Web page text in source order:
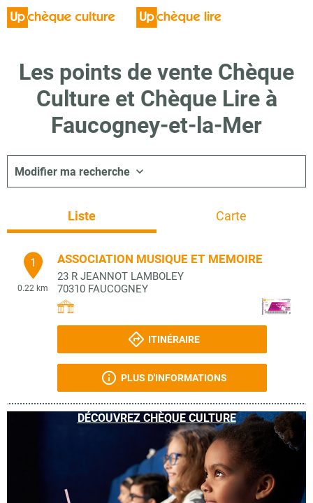
Les points de vente Chèque
Culture et Chèque Lire à
Faucogney-et-la-Mer
Modifier ma recherche
Liste Carte
1
0.22 km
ASSOCIATION MUSIQUE ET MEMOIRE
23 R JEANNOT LAMBOLEY
70310 FAUCOGNEY
ITINÉRAIRE
PLUS D'INFORMATIONS
DÉCOUVREZ CHÈQUE CULTURE